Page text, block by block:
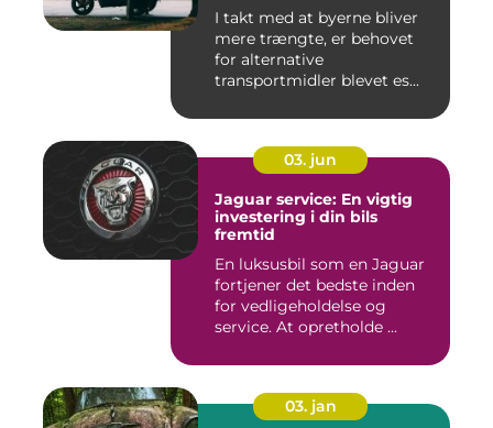
I takt med at byerne bliver
mere trængte, er behovet
for alternative
transportmidler blevet es...
03. jun
Jaguar service: En vigtig
investering i din bils
fremtid
En luksusbil som en Jaguar
fortjener det bedste inden
for vedligeholdelse og
service. At opretholde ...
03. jan